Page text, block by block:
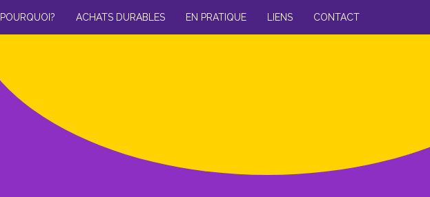
POURQUOI? ACHATS DURABLES EN PRATIQUE LIENS CONTACT